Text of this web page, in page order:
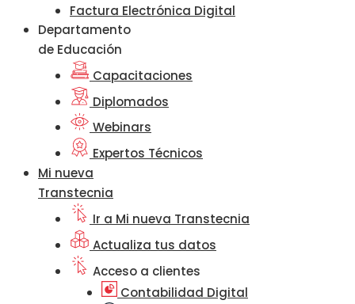
Factura Electrónica Digital
Departamento
de Educación
Capacitaciones
Diplomados
Webinars
Expertos Técnicos
Mi nueva
Transtecnia
Ir a Mi nueva Transtecnia
Actualiza tus datos
Acceso a clientes
Contabilidad Digital